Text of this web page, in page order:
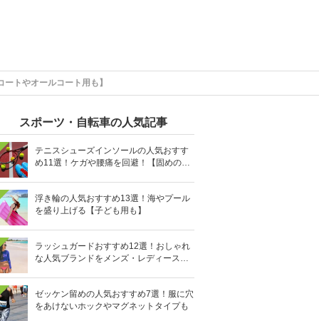
トやオールコート用も】
スポーツ・自転車の人気記事
テニスシューズインソールの人気おすす
め11選！ケガや腰痛を回避！【固めの素
浮き輪の人気おすすめ13選！海やプール
を盛り上げる【子ども用も】
ラッシュガードおすすめ12選！おしゃれ
な人気ブランドをメンズ・レディース別
ゼッケン留めの人気おすすめ7選！服に穴
をあけないホックやマグネットタイプも